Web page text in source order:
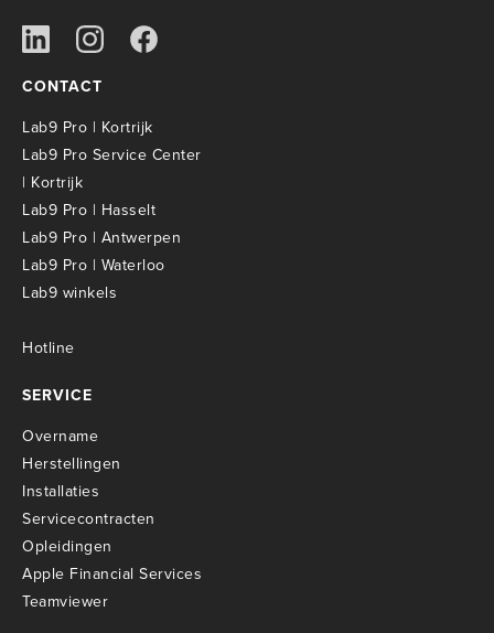
CONTACT
Lab9 Pro | Kortrijk
Lab9 Pro Service Center
| Kortrijk
Lab9 Pro | Hasselt
Lab9 Pro | Antwerpen
Lab9 Pro | Waterloo
Lab9 winkels
Hotline
SERVICE
Overname
Herstellingen
Installaties
Servicecontracten
Opleidingen
Apple Financial Services
Teamviewer